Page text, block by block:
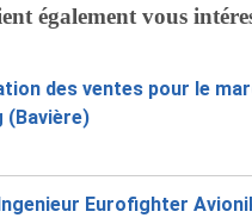
également vous
des ventes pour le
(Bavière)
Eurofighter